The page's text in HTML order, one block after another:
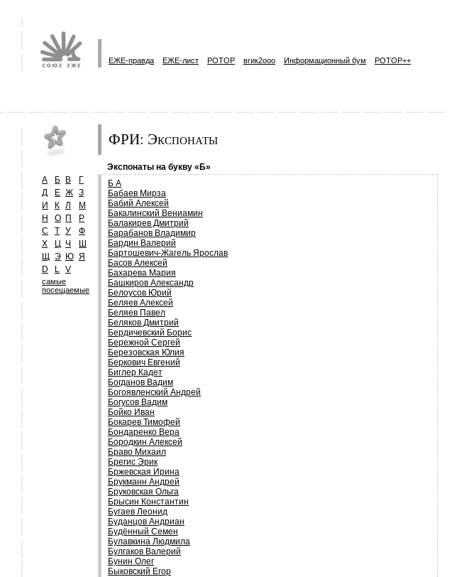
ЕЖЕ-правда ЕЖЕ-лист РОТОР вгик2ooo Информационный бум РОТОР++
ФРИ: Экспонаты
А Б В
Г
Д
Е Ж З
И
К Л
М
Н
О П
Р
С
Т У
Ф
Х
Ц Ч
Ш
Щ Э Ю Я
D
L V
самые
посещаемые
Экспонаты на букву «Б»
Б А
Бабаев Мирза
Бабий Алексей
Бакалинский Вениамин
Балакирев Дмитрий
Барабанов Владимир
Бардин Валерий
Бартошевич-Жагель Ярослав
Басов Алексей
Бахарева Мария
Башкиров Александр
Белоусов Юрий
Беляев Алексей
Беляев Павел
Беляков Дмитрий
Бердичевский Борис
Бережной Сергей
Березовская Юлия
Беркович Евгений
Биглер Кадет
Богданов Вадим
Богоявленский Андрей
Богусов Вадим
Бойко Иван
Бокарев Тимофей
Бондаренко Вера
Бородкин Алексей
Браво Михаил
Брегис Эрик
Бржевская Ирина
Брукманн Андрей
Бруковская Ольга
Брысин Константин
Бугаев Леонид
Буданцов Андриан
Будённый Семен
Булавкина Людмила
Булгаков Валерий
Бунин Олег
Быковский Егор